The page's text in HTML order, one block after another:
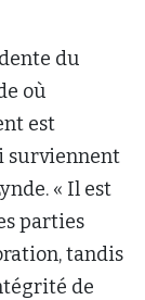
du
où
est
surviennent
« Il est
parties
tandis
de